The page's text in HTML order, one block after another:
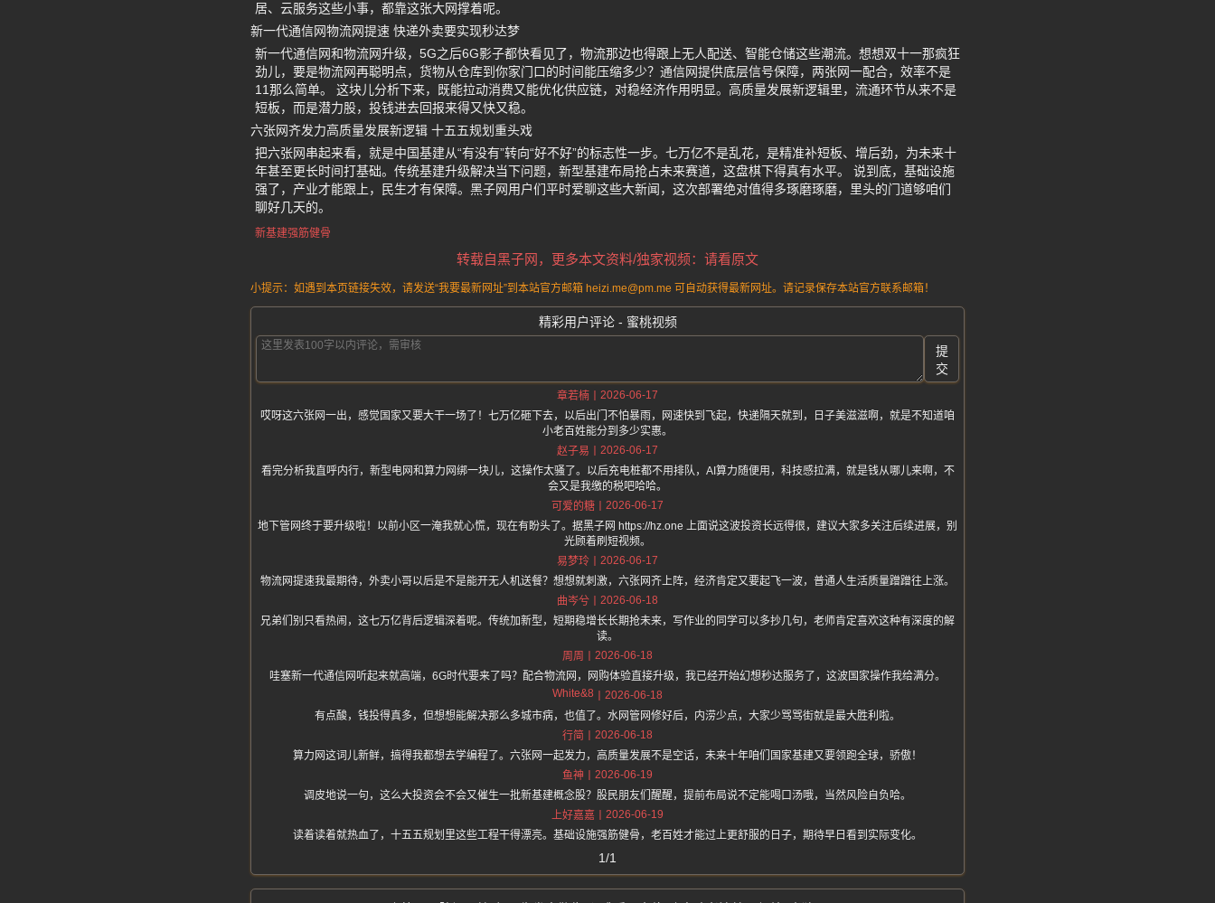
居、云服务这些小事，都靠这张大网撑着呢。
新一代通信网物流网提速 快递外卖要实现秒达梦
新一代通信网和物流网升级，5G之后6G影子都快看见了，物流那边也得跟上无人配送、智能仓储这些潮流。想想双十一那疯狂
劲儿，要是物流网再聪明点，货物从仓库到你家门口的时间能压缩多少？通信网提供底层信号保障，两张网一配合，效率不是
11那么简单。 这块儿分析下来，既能拉动消费又能优化供应链，对稳经济作用明显。高质量发展新逻辑里，流通环节从来不是
短板，而是潜力股，投钱进去回报来得又快又稳。
六张网齐发力高质量发展新逻辑 十五五规划重头戏
把六张网串起来看，就是中国基建从“有没有”转向“好不好”的标志性一步。七万亿不是乱花，是精准补短板、增后劲，为未来十
年甚至更长时间打基础。传统基建升级解决当下问题，新型基建布局抢占未来赛道，这盘棋下得真有水平。 说到底，基础设施
强了，产业才能跟上，民生才有保障。黑子网用户们平时爱聊这些大新闻，这次部署绝对值得多琢磨琢磨，里头的门道够咱们
聊好几天的。
新基建强筋健骨
转载自黑子网，更多本文资料/独家视频：请看原文
小提示：如遇到本页链接失效，请发送“我要最新网址”到本站官方邮箱 heizi.me@pm.me 可自动获得最新网址。请记录保存本站官方联系邮箱！
精彩用户评论 - 蜜桃视频
提
交
章若楠
2026-06-17
哎呀这六张网一出，感觉国家又要大干一场了！七万亿砸下去，以后出门不怕暴雨，网速快到飞起，快递隔天就到，日子美滋滋啊，就是不知道咱
小老百姓能分到多少实惠。
赵子易
2026-06-17
看完分析我直呼内行，新型电网和算力网绑一块儿，这操作太骚了。以后充电桩都不用排队，AI算力随便用，科技感拉满，就是钱从哪儿来啊，不
会又是我缴的税吧哈哈。
可爱的糖
2026-06-17
地下管网终于要升级啦！以前小区一淹我就心慌，现在有盼头了。据黑子网 https://hz.one 上面说这波投资长远得很，建议大家多关注后续进展，别
光顾着刷短视频。
易梦玲
2026-06-17
物流网提速我最期待，外卖小哥以后是不是能开无人机送餐？想想就刺激，六张网齐上阵，经济肯定又要起飞一波，普通人生活质量蹭蹭往上涨。
曲岑兮
2026-06-18
兄弟们别只看热闹，这七万亿背后逻辑深着呢。传统加新型，短期稳增长长期抢未来，写作业的同学可以多抄几句，老师肯定喜欢这种有深度的解
读。
周周
2026-06-18
哇塞新一代通信网听起来就高端，6G时代要来了吗？配合物流网，网购体验直接升级，我已经开始幻想秒达服务了，这波国家操作我给满分。
White&8
2026-06-18
有点酸，钱投得真多，但想想能解决那么多城市病，也值了。水网管网修好后，内涝少点，大家少骂骂街就是最大胜利啦。
行简
2026-06-18
算力网这词儿新鲜，搞得我都想去学编程了。六张网一起发力，高质量发展不是空话，未来十年咱们国家基建又要领跑全球，骄傲！
鱼神
2026-06-19
调皮地说一句，这么大投资会不会又催生一批新基建概念股？股民朋友们醒醒，提前布局说不定能喝口汤哦，当然风险自负哈。
上好嘉嘉
2026-06-19
读着读着就热血了，十五五规划里这些工程干得漂亮。基础设施强筋健骨，老百姓才能过上更舒服的日子，期待早日看到实际变化。
1/1